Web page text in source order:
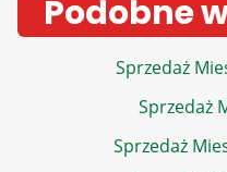
Podobne
Sprzedaż
Sprzedaż
Sprzedaż